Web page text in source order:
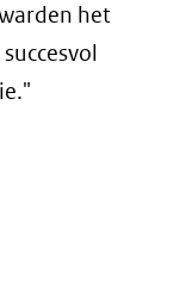
het